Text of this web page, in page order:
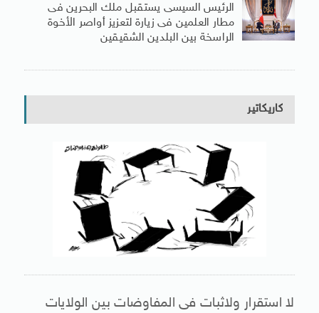
الرئيس السيسى يستقبل ملك البحرين فى
مطار العلمين فى زيارة لتعزيز أواصر الأخوة
الراسخة بين البلدين الشقيقين
كاريكاتير
لا استقرار ولاثبات فى المفاوضات بين الولايات